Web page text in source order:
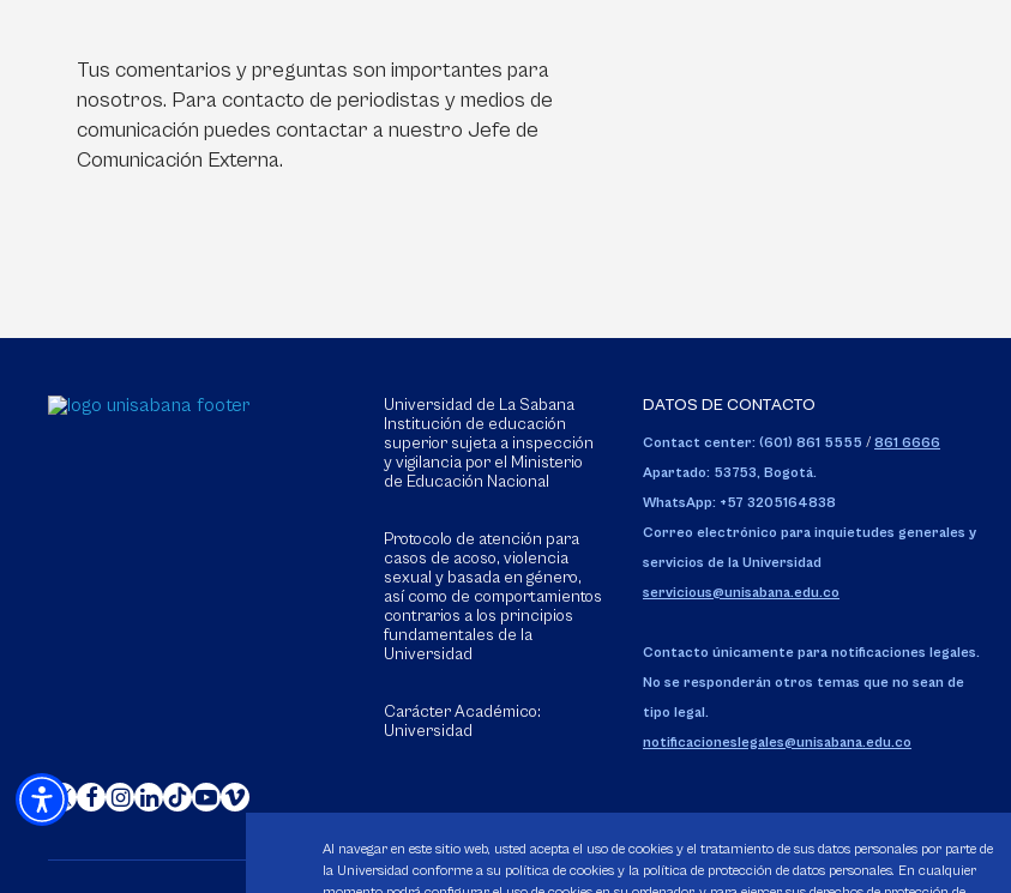
Tus comentarios y preguntas son importantes para
nosotros. Para contacto de periodistas y medios de
comunicación puedes contactar a nuestro Jefe de
Comunicación Externa.
Universidad de La Sabana
Institución de educación
superior sujeta a inspección
y vigilancia por el Ministerio
de Educación Nacional
Protocolo de atención para
casos de acoso, violencia
sexual y basada en género,
así como de comportamientos
contrarios a los principios
fundamentales de la
Universidad
Carácter Académico:
Universidad
DATOS DE CONTACTO
Contact center: (601) 861 5555 / 861 6666
Apartado: 53753, Bogotá.
WhatsApp: +57 3205164838
Correo electrónico para inquietudes generales y
servicios de la Universidad
servicious@unisabana.edu.co
Contacto únicamente para notificaciones legales.
No se responderán otros temas que no sean de
tipo legal.
notificacioneslegales@unisabana.edu.co
Al navegar en este sitio web, usted acepta el uso de cookies y el tratamiento de sus datos personales por parte de
la Universidad conforme a su política de cookies y la política de protección de datos personales. En cualquier